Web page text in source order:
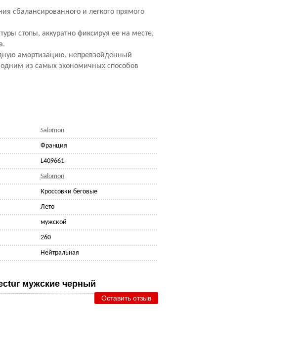
сбалансированного и легкого прямого
стопы, аккуратно фиксируя ее на месте,
амортизацию, непревзойденный
одним из самых экономичных способов
Salomon
Франция
L409661
Salomon
Кроссовки беговые
Лето
мужской
260
Нейтральная
мужские черный
Оставить отзыв